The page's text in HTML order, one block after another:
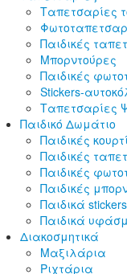
Ταπετσαρίες
Παιδικές
Μπορντούρες
Παιδικές
Stickers-
Ταπετσαρίες
Παιδικό Δωμάτιο
Παιδικές
Παιδικές
Παιδικές
Παιδικές
Παιδικά
Παιδικά
Διακοσμητικά
Μαξιλάρια
Ριχτάρια